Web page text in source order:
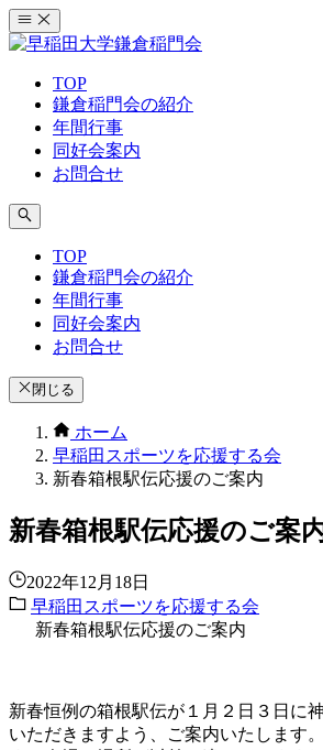
コ
ン
ッ
プ
TOP
鎌倉稲門会の紹介
年間行事
同好会案内
お問合せ
TOP
鎌倉稲門会の紹介
年間行事
同好会案内
お問合せ
閉じる
ホーム
早稲田スポーツを応援する会
新春箱根駅伝応援のご案内
新春箱根駅伝応援のご案
2022年12月18日
早稲田スポーツを応援する会
新春箱根駅伝応援のご案内
早稲田スポ
新春恒例の箱根駅伝が１月２日３日に
いただきますよう、ご案内いたします